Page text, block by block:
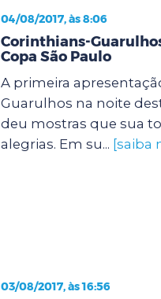
04/08/2017, às 8:06
Corinthians-
Copa São Paulo
A primeira
Guarulhos na noite
deu mostras que sua
alegrias. Em su... [saiba
03/08/2017, às 16:56